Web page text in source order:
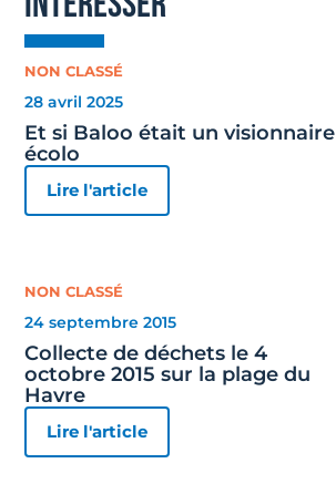
NON CLASSÉ
28 avril 2025
Et si Baloo était un visionnaire
écolo
Lire l'article
NON CLASSÉ
24 septembre 2015
Collecte de déchets le 4
octobre 2015 sur la plage du
Havre
Lire l'article